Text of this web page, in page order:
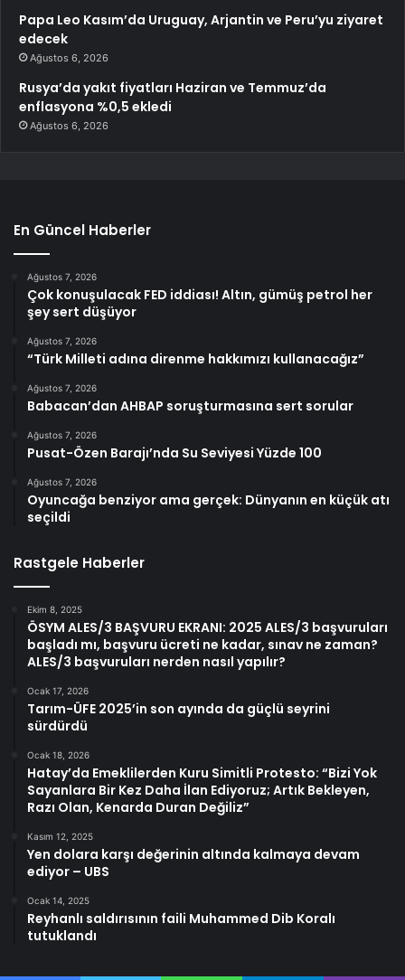
Papa Leo Kasım’da Uruguay, Arjantin ve Peru’yu ziyaret
edecek
Ağustos 6, 2026
Rusya’da yakıt fiyatları Haziran ve Temmuz’da
enflasyona %0,5 ekledi
Ağustos 6, 2026
En Güncel Haberler
Ağustos 7, 2026
Çok konuşulacak FED iddiası! Altın, gümüş petrol her
şey sert düşüyor
Ağustos 7, 2026
“Türk Milleti adına direnme hakkımızı kullanacağız”
Ağustos 7, 2026
Babacan’dan AHBAP soruşturmasına sert sorular
Ağustos 7, 2026
Pusat-Özen Barajı’nda Su Seviyesi Yüzde 100
Ağustos 7, 2026
Oyuncağa benziyor ama gerçek: Dünyanın en küçük atı
seçildi
Rastgele Haberler
Ekim 8, 2025
ÖSYM ALES/3 BAŞVURU EKRANI: 2025 ALES/3 başvuruları
başladı mı, başvuru ücreti ne kadar, sınav ne zaman?
ALES/3 başvuruları nerden nasıl yapılır?
Ocak 17, 2026
Tarım-ÜFE 2025’in son ayında da güçlü seyrini
sürdürdü
Ocak 18, 2026
Hatay’da Emeklilerden Kuru Simitli Protesto: “Bizi Yok
Sayanlara Bir Kez Daha İlan Ediyoruz; Artık Bekleyen,
Razı Olan, Kenarda Duran Değiliz”
Kasım 12, 2025
Yen dolara karşı değerinin altında kalmaya devam
ediyor – UBS
Ocak 14, 2025
Reyhanlı saldırısının faili Muhammed Dib Koralı
tutuklandı